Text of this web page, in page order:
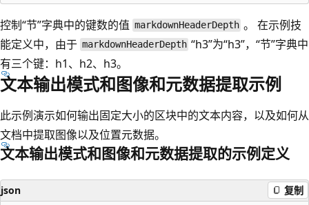
控制“节”字典中的键数的值 markdownHeaderDepth 。 在示例技
能定义中，由于 markdownHeaderDepth “h3”为“h3”，“节”字典中
有三个键：h1、h2、h3。
文本输出模式和图像和元数据提取示例
此示例演示如何输出固定大小的区块中的文本内容，以及如何从
文档中提取图像以及位置元数据。
文本输出模式和图像和元数据提取的示例定义
json 复制